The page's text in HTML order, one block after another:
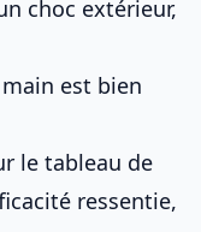
choc extérieur,
est bien
le tableau de
ressentie,